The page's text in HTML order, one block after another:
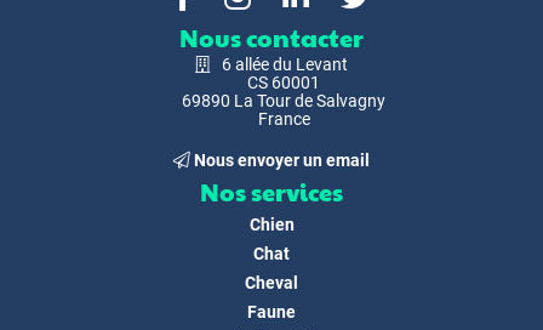
Nous contacter
6 allée du Levant
CS 60001
69890 La Tour de Salvagny
France
Nous envoyer un email
Nos services
Chien
Chat
Cheval
Faune